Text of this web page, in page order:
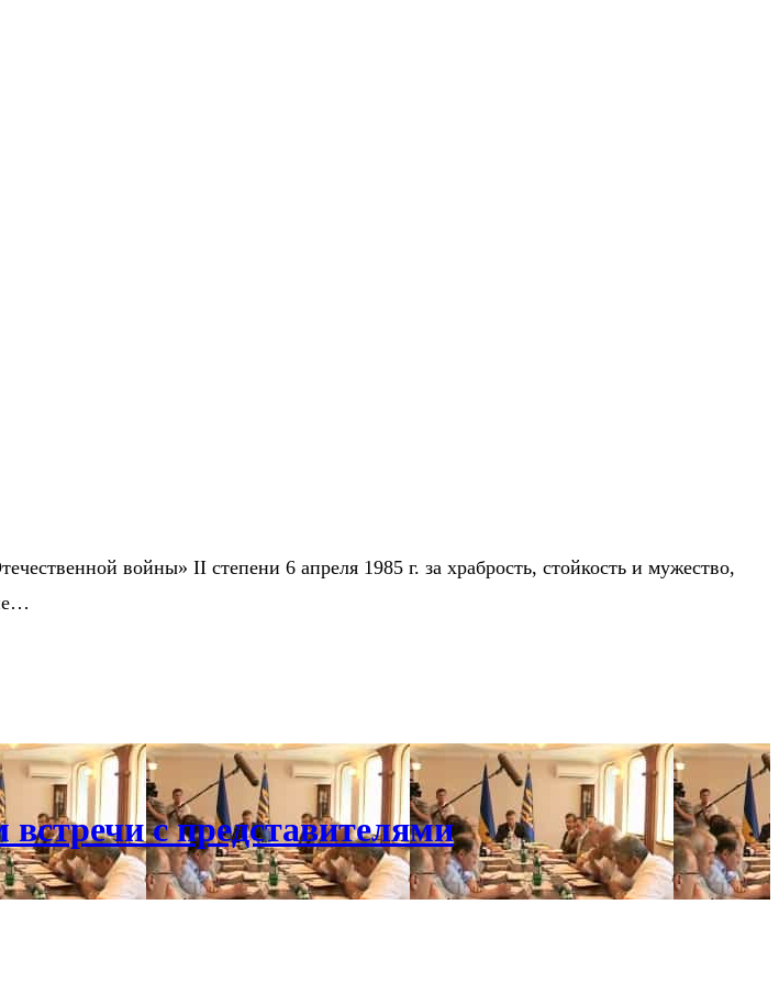
войны» II степени 6 апреля 1985 г. за храбрость, стойкость и мужество,
встречи с представителями